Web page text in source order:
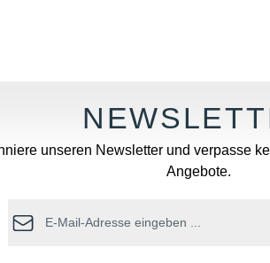
unseren Newsletter und verpasse
Angebote.